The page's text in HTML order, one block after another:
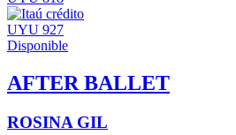
UYU 927
Disponible
AFTER BALLET
ROSINA GIL